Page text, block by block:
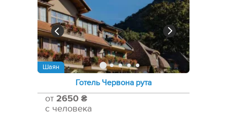
Шаян
Готель Червона рута
от 2650 ₴
с человека